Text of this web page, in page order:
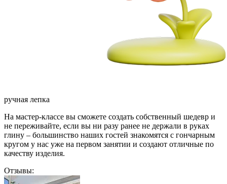
ручная лепка
На мастер-классе вы сможете создать собственный шедевр и
не переживайте, если вы ни разу ранее не держали в руках
глину – большинство наших гостей знакомятся с гончарным
кругом у нас уже на первом занятии и создают отличные по
качеству изделия.
Отзывы: